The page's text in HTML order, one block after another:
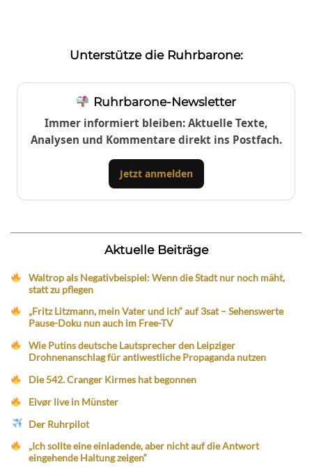
Unterstütze die Ruhrbarone:
Ruhrbarone-Newsletter
Immer informiert bleiben: Aktuelle Texte,
Analysen und Kommentare direkt ins Postfach.
Jetzt anmelden
Aktuelle Beiträge
Waltrop als Negativbeispiel: Wenn die Stadt nur noch mäht,
statt zu pflegen
„Fritz Litzmann, mein Vater und ich“ auf 3sat – Sehenswerte
Pause-Doku nun auch im Free-TV
Wie Putins deutsche Lautsprecher den Leipziger
Drohnenanschlag für antiwestliche Propaganda nutzen
Die 542. Cranger Kirmes hat begonnen
Eivør live in Münster
Der Ruhrpilot
„Ich sollte eine einladende, aber nicht auf die Antwort
eingehende Haltung zeigen“